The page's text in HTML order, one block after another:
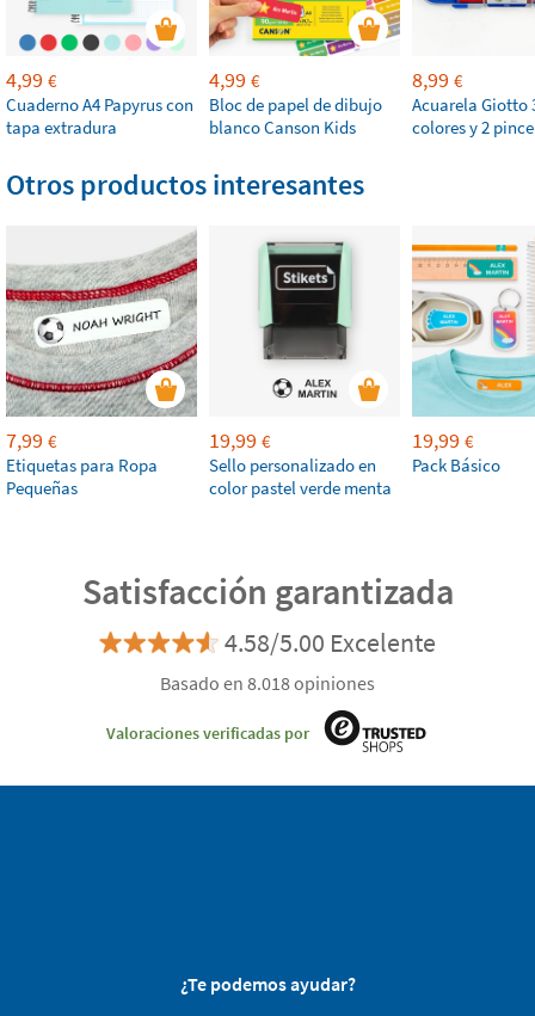
4,99 €
Cuaderno A4 Papyrus con
tapa extradura
4,99 €
Bloc de papel de dibujo
blanco Canson Kids
8,99 €
Acuarela Giotto
colores y 2
Otros productos interesantes
7,99 €
Etiquetas para Ropa
Pequeñas
19,99 €
Sello personalizado en
color pastel verde menta
19,99 €
Pack Básico
Satisfacción garantizada
4.58/5.00 Excelente
Basado en 8.018 opiniones
Valoraciones verificadas por
¿Te podemos ayudar?